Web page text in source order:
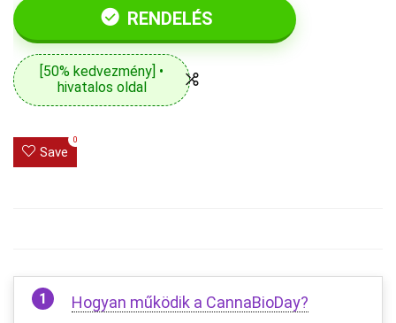
RENDELÉS
[50% kedvezmény] •
hivatalos oldal
Save
0
Hogyan működik a CannaBioDay?